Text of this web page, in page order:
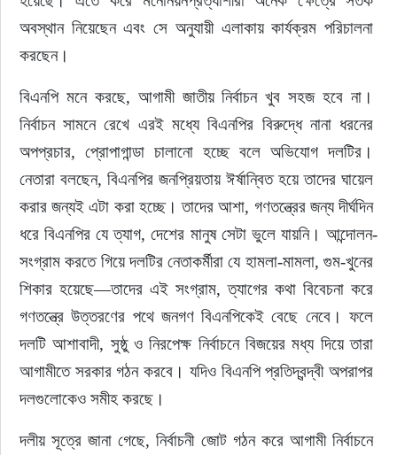
অবস্থান নিয়েছেন এবং সে অনুযায়ী এলাকায় কার্যক্রম পরিচালনা
করছেন।
বিএনপি মনে করছে, আগামী জাতীয় নির্বাচন খুব সহজ হবে না।
নির্বাচন সামনে রেখে এরই মধ্যে বিএনপির বিরুদ্ধে নানা ধরনের
অপপ্রচার, প্রোপাগান্ডা চালানো হচ্ছে বলে অভিযোগ দলটির।
নেতারা বলছেন, বিএনপির জনপ্রিয়তায় ঈর্ষান্বিত হয়ে তাদের ঘায়েল
করার জন্যই এটা করা হচ্ছে। তাদের আশা, গণতন্ত্রের জন্য দীর্ঘদিন
ধরে বিএনপির যে ত্যাগ, দেশের মানুষ সেটা ভুলে যায়নি। আন্দোলন-
সংগ্রাম করতে গিয়ে দলটির নেতাকর্মীরা যে হামলা-মামলা, গুম-খুনের
শিকার হয়েছে—তাদের এই সংগ্রাম, ত্যাগের কথা বিবেচনা করে
গণতন্ত্রে উত্তরণের পথে জনগণ বিএনপিকেই বেছে নেবে। ফলে
দলটি আশাবাদী, সুষ্ঠু ও নিরপেক্ষ নির্বাচনে বিজয়ের মধ্য দিয়ে তারা
আগামীতে সরকার গঠন করবে। যদিও বিএনপি প্রতিদ্বন্দ্বী অপরাপর
দলগুলোকেও সমীহ করছে।
দলীয় সূত্রে জানা গেছে, নির্বাচনী জোট গঠন করে আগামী নির্বাচনে